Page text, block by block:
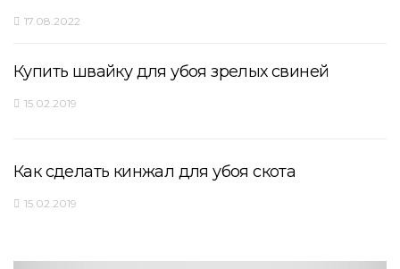
17.08.2022
Купить швайку для убоя зрелых свиней
15.02.2019
Как сделать кинжал для убоя скота
15.02.2019